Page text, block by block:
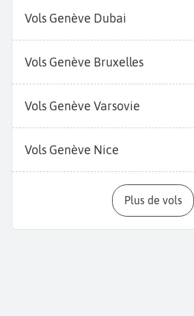
Vols Genève Dubai
Vols Genève Bruxelles
Vols Genève Varsovie
Vols Genève Nice
Plus de vols